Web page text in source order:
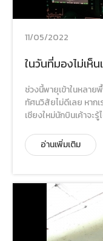
11/05/2022
ในวันที่มองไม่เห็น
ช่วงนี้พายุเข้าในหลา
ทัศนวิสัยไม่ดีเลย หาก
เชียงใหม่นักบินเค้าจะรู้
อ่านเพิ่มเติม